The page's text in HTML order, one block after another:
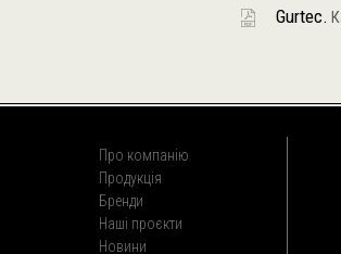
Gurtec.
Про компанію
Продукція
Бренди
Наші проєкти
Новини